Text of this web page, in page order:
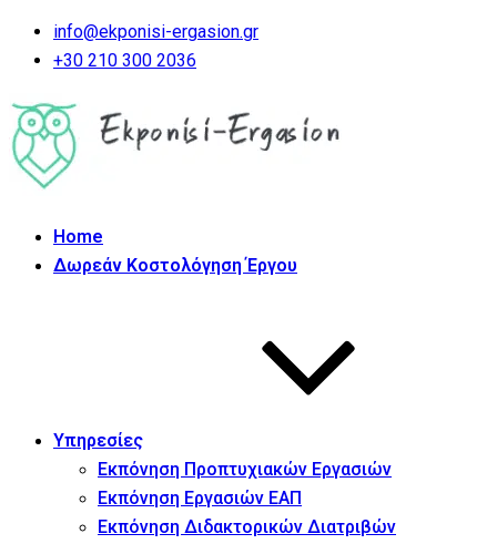
info@ekponisi-ergasion.gr
+30 210 300 2036
Home
Δωρεάν Κοστολόγηση Έργου
Υπηρεσίες
Εκπόνηση Προπτυχιακών Εργασιών
Εκπόνηση Εργασιών ΕΑΠ
Εκπόνηση Διδακτορικών Διατριβών